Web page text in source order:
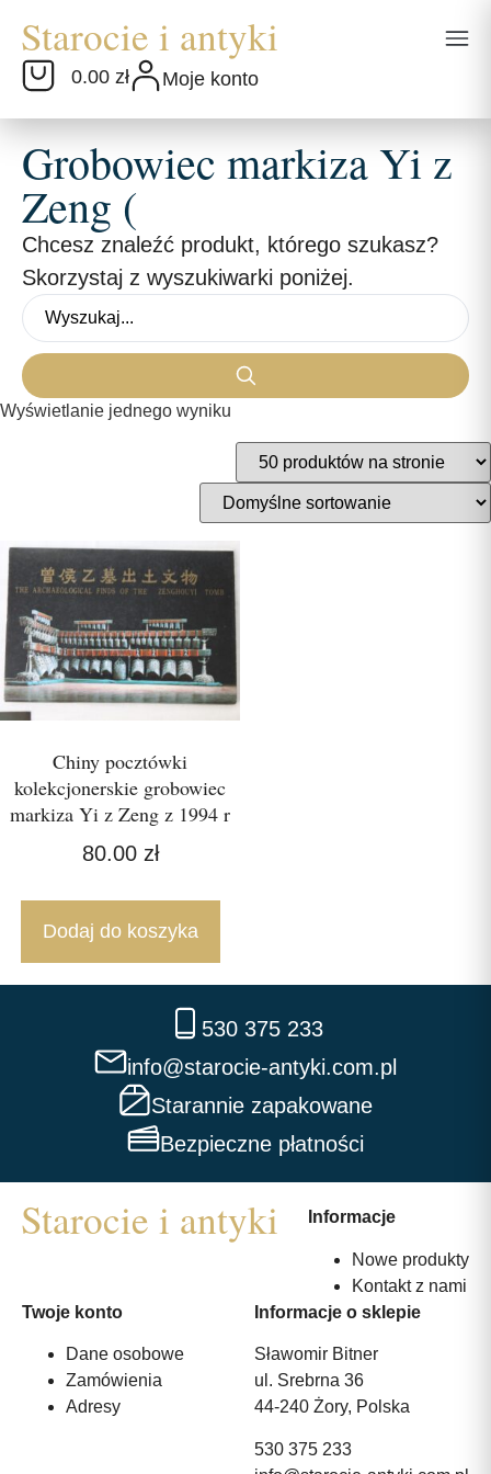
0.00 zł Moje konto
Grobowiec markiza Yi z
Zeng (
Chcesz znaleźć produkt, którego szukasz?
Skorzystaj z wyszukiwarki poniżej.
Wyświetlanie jednego wyniku
Chiny pocztówki
kolekcjonerskie grobowiec
markiza Yi z Zeng z 1994 r
80.00 zł
Dodaj do koszyka
530 375 233
info@starocie-antyki.com.pl
Starannie zapakowane
Bezpieczne płatności
Informacje
Nowe produkty
Kontakt z nami
Twoje konto
Dane osobowe
Zamówienia
Adresy
Informacje o sklepie
Sławomir Bitner
ul. Srebrna 36
44-240 Żory, Polska
530 375 233